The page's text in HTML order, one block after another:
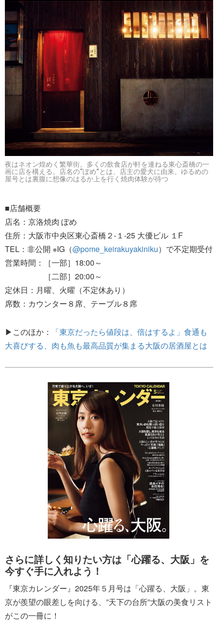
夜はネオン煌めく繁華街。多くの飲食店が軒を連ねる東心斎橋の一
画に店を構える。店名の“ぽめ”とは、店主の愛犬に由来。ゆるめの
屋号とは裏腹に想像のはるか上を行く焼肉体験が待つ
■店舗概要
店名：京洛焼肉 ぽめ
住所：大阪市中央区東心斎橋２-１-25 大優ビル １F
TEL：非公開 ※IG（@pome_keirakuyakiniku）で不定期受付
営業時間：［一部］18:00～
［二部］20:00～
定休日：月曜、火曜（不定休あり）
席数：カウンター８席、テーブル８席
▶このほか：
「東京だったら値段は、倍はするよ」食通も
大喜びする、肉も魚も最高品質が集まる大阪の居酒屋とは
さらに詳しく知りたい方は「心躍る、大阪」を
今すぐ手に入れよう！
『東京カレンダー』2025年５月号は「心躍る、大阪」。東
京が羨望の眼差しを向ける、”天下の台所”大阪の美食リスト
がこの一冊に！